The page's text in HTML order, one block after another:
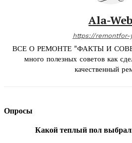
Ala-Web
https://remontfor-
ВСЕ О РЕМОНТЕ "ФАКТЫ И
много полезных советов как
качественный
Опросы
Какой теплый пол